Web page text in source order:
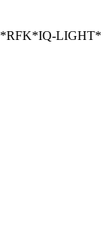
LIGHT*